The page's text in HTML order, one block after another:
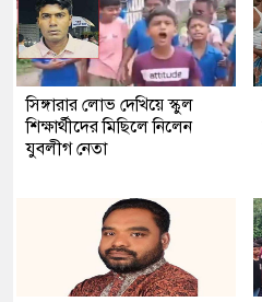
সিঙ্গারার লোভ দেখিয়ে স্কুল
শিক্ষার্থীদের মিছিলে নিলেন
যুবলীগ নেতা